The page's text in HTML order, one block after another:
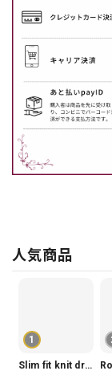
人気商品
1
Slim fit knit dress(3color) V1330